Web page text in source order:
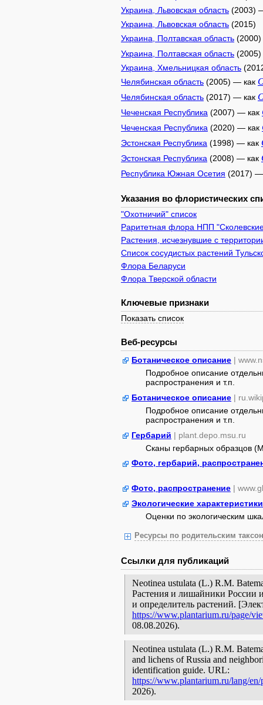
Украина, Львовская область (2003)
Украина, Львовская область (2015)
Украина, Полтавская область
Украина, Полтавская область
Украина, Хмельницкая область
Челябинская область (2005) — как
Челябинская область (2017) — как
Чеченская Республика (2007) — как
Чеченская Республика (2020) — как
Эстонская Республика (1998) — как
Эстонская Республика (2008) — как
Республика Южная Осетия (2017)
Указания во флористических
"Охотничий" список
Раритетная флора НПП
Растения, исчезнувшие с
Список сосудистых растений
Флора Беларуси
Флора Тверской области
Ключевые признаки
Показать список
Веб-ресурсы
Ботаническое описание |
Подробное описание
распространения и т.п.
Ботаническое описание |
Подробное описание
распространения и т.п.
Гербарий | plant.depo.msu.ru
Сканы гербарных образцов
Фото, гербарий,
Фото, распространение |
Экологические характеристики
Оценки по экологическим
Ресурсы по родительским
Ссылки для публикаций
Neotinea ustulata (L.) R.M.
Растения и лишайники России
и определитель растений.
https://www.plantarium.ru/page/
08.08.2026).
Neotinea ustulata (L.) R.M.
and lichens of Russia and
identification guide. URL:
https://www.plantarium.ru/lang/
2026).